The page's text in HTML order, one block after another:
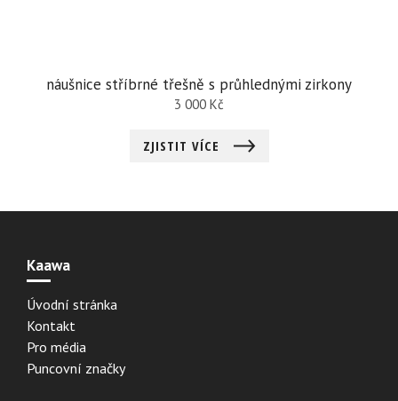
náušnice stříbrné třešně s průhlednými zirkony
3 000 Kč
ZJISTIT VÍCE
Kaawa
Úvodní stránka
Kontakt
Pro média
Puncovní značky